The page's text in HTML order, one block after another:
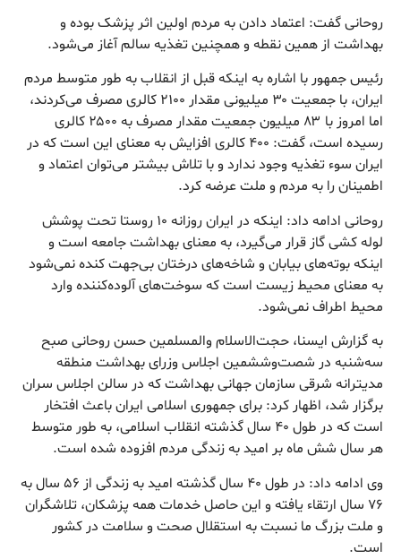
روحانی گفت: اعتماد دادن به مردم اولین اثر پزشک بوده و
بهداشت از همین نقطه و همچنین تغذیه سالم آغاز می‌شود.
رئیس جمهور با اشاره به اینکه قبل از انقلاب به طور متوسط مردم
ایران، با جمعیت ۳۰ میلیونی مقدار ۲۱۰۰ کالری مصرف می‌کردند،
اما امروز با ۸۳ میلیون جمعیت مقدار مصرف به ۲۵۰۰ کالری
رسیده است، گفت: ۴۰۰ کالری افزایش به معنای این است که در
ایران سوء تغذیه وجود ندارد و با تلاش بیشتر می‌توان اعتماد و
اطمینان را به مردم و ملت عرضه کرد.
روحانی ادامه داد: اینکه در ایران روزانه ۱۰ روستا تحت پوشش
لوله کشی گاز قرار می‌گیرد، به معنای بهداشت جامعه است و
اینکه بوته‌های بیابان و شاخه‌های درختان بی‌جهت کنده نمی‌شود
به معنای محیط زیست است که سوخت‌های آلوده‌کننده وارد
محیط اطراف نمی‌شود.
به گزارش ایسنا، حجت‌الاسلام والمسلمین حسن روحانی صبح
سه‌شنبه در شصت‌وششمین اجلاس وزرای بهداشت منطقه
مدیترانه شرقی سازمان جهانی بهداشت که در سالن اجلاس سران
برگزار شد، اظهار کرد: برای جمهوری اسلامی ایران باعث افتخار
است که در طول ۴۰ سال گذشته انقلاب اسلامی، به طور متوسط
هر سال شش ماه بر امید به زندگی مردم افزوده شده است.
وی ادامه داد: در طول ۴۰ سال گذشته امید به زندگی از ۵۶ سال به
۷۶ سال ارتقاء یافته و این حاصل خدمات همه پزشکان، تلاشگران
و ملت بزرگ ما نسبت به استقلال صحت و سلامت در کشور
است.